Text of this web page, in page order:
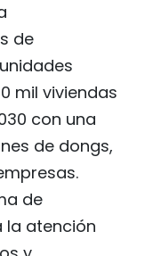
de
mil viviendas
con una
de dongs,
de
atención